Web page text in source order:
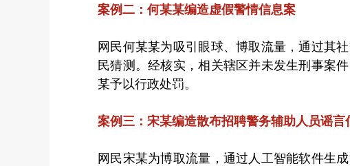
案例二：何某某编造虚假警情信息案
网民何某某为吸引眼球、博取流量，通过其
民猜测。经核实，相关辖区并未发生刑事案
某予以行政处罚。
案例三：宋某编造散布招聘警务辅助人员谣言
网民宋某为博取流量，通过人工智能软件生